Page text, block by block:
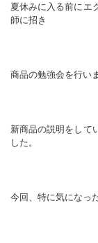
夏休みに入る前にエ
師に招き
商品の勉強会を行い
新商品の説明をして
した。
今回、特に気になっ